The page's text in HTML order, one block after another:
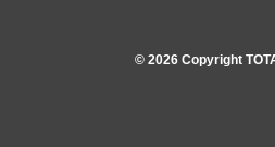
© 2026 Copyright